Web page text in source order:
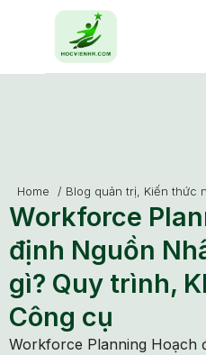
Home / Blog quản trị, Kiến thức
Workforce
định Nguồn
gì? Quy trình,
Công cụ
Workforce Planning Hoạch